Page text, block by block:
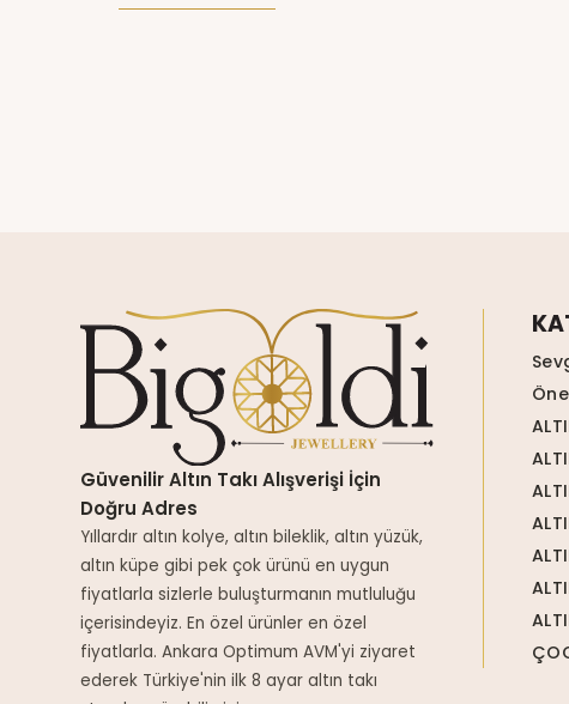
Güvenilir Altın Takı Alışverişi İçin
Doğru Adres
Yıllardır altın kolye, altın bileklik, altın yüzük,
altın küpe gibi pek çok ürünü en uygun
fiyatlarla sizlerle buluşturmanın mutluluğu
içerisindeyiz. En özel ürünler en özel
fiyatlarla. Ankara Optimum AVM'yi ziyaret
ederek Türkiye'nin ilk 8 ayar altın takı